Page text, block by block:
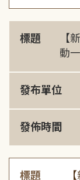
標題
【
動
發布單位
發佈時間
標題